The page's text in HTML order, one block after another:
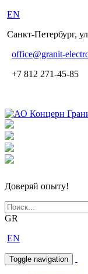
EN
Санкт-Петербург,
office@granit-
+7 812 271-45-85
Доверяй опыту!
GR
EN
Toggle navigation